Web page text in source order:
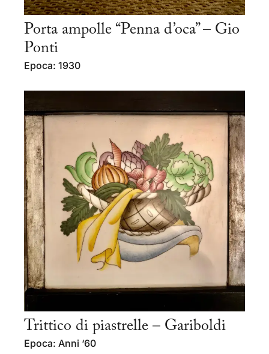
Porta ampolle “Penna d’oca” – Gio
Ponti
Epoca: 1930
Trittico di piastrelle – Gariboldi
Epoca: Anni ‘60